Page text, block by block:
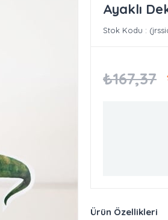
Ayaklı
Stok Kodu
₺167,37
Ürün Özellikleri